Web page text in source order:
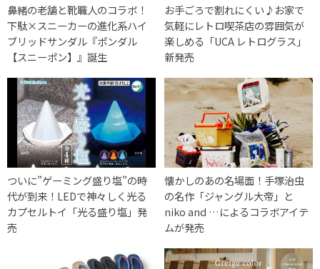
鼻緒の老舗と靴職人のコラボ！
下駄×スニーカーの進化系ハイ
ブリッドサンダル『ポンダル
【スニーポン】』誕生
お手ごろで割れにくい♪お家で
気軽にレトロ喫茶店の雰囲気が
楽しめる「UCA レトログラス」
新発売
ついに”ゲーミング盛り塩”の時
代が到来！LEDで神々しく光る
カプセルトイ「光る盛り塩」発
売
懐かしのあの名場面！手塚治虫
の名作「ジャングル大帝」と
niko and …によるコラボアイテ
ムが発売